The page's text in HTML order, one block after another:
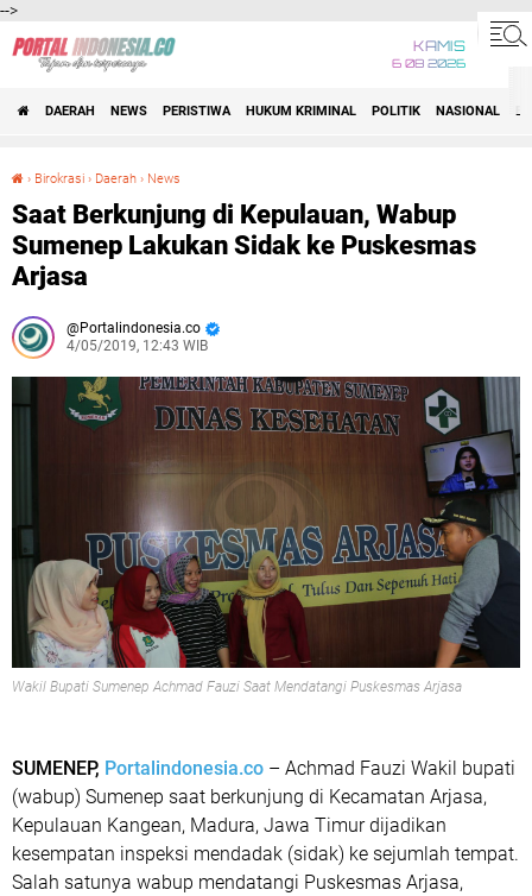
-->
KAMIS
6 08 2026
DAERAH NEWS PERISTIWA HUKUM KRIMINAL POLITIK NASIONAL
› Birokrasi › Daerah › News
Saat Berkunjung di Kepulauan, Wabup
Sumenep Lakukan Sidak ke Puskesmas
Arjasa
Portalindonesia.co
4/05/2019, 12:43 WIB
Wakil Bupati Sumenep Achmad Fauzi Saat Mendatangi Puskesmas Arjasa
SUMENEP, Portalindonesia.co – Achmad Fauzi Wakil bupati
(wabup) Sumenep saat berkunjung di Kecamatan Arjasa,
Kepulauan Kangean, Madura, Jawa Timur dijadikan
kesempatan inspeksi mendadak (sidak) ke sejumlah tempat.
Salah satunya wabup mendatangi Puskesmas Arjasa,